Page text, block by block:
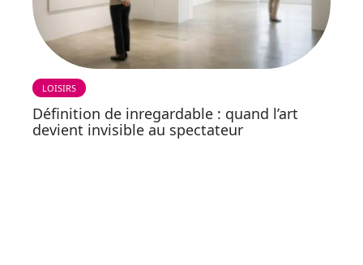
LOISIRS
Définition de inregardable : quand l’art
devient invisible au spectateur